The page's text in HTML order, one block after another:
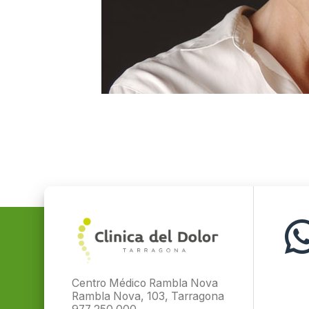
Centro Médico Rambla Nova
Rambla Nova, 103, Tarragona